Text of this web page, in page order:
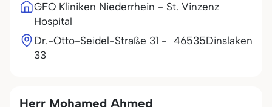
GFO Kliniken Niederrhein - St. Vinzenz
Hospital
Dr.-Otto-Seidel-Straße 31 -
33
46535Dinslaken
Herr Mohamed Ahmed